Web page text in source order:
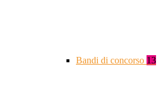
Bandi di concorso 13